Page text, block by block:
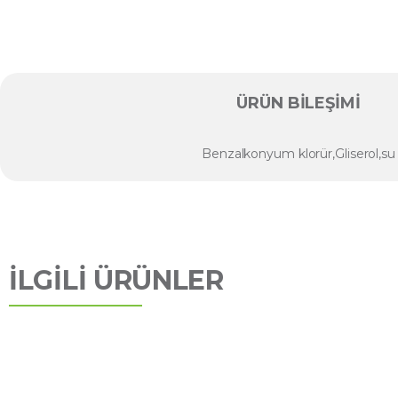
ÜRÜN BILEŞIMI
Benzalkonyum klorür,Gliserol,su
İLGİLİ ÜRÜNLER